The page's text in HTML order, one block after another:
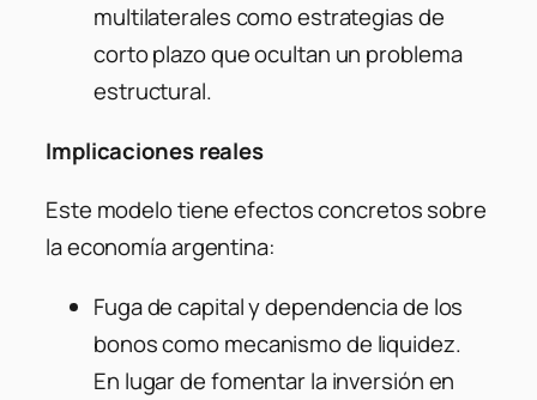
multilaterales como estrategias de
corto plazo que ocultan un problema
estructural.
Implicaciones reales
Este modelo tiene efectos concretos sobre
la economía argentina:
Fuga de capital y dependencia de los
bonos como mecanismo de liquidez.
En lugar de fomentar la inversión en